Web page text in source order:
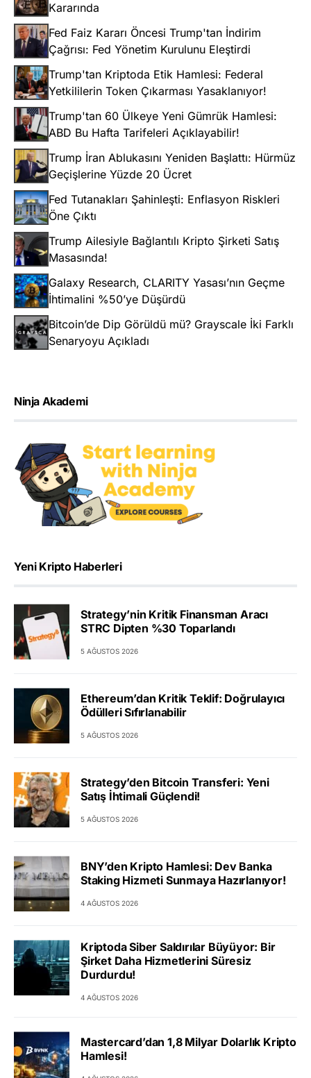
Kararında
Fed Faiz Kararı Öncesi Trump'tan İndirim
Çağrısı: Fed Yönetim Kurulunu Eleştirdi
Trump'tan Kriptoda Etik Hamlesi: Federal
Yetkililerin Token Çıkarması Yasaklanıyor!
Trump'tan 60 Ülkeye Yeni Gümrük Hamlesi:
ABD Bu Hafta Tarifeleri Açıklayabilir!
Trump İran Ablukasını Yeniden Başlattı: Hürmüz
Geçişlerine Yüzde 20 Ücret
Fed Tutanakları Şahinleşti: Enflasyon Riskleri
Öne Çıktı
Trump Ailesiyle Bağlantılı Kripto Şirketi Satış
Masasında!
Galaxy Research, CLARITY Yasası’nın Geçme
İhtimalini %50’ye Düşürdü
Bitcoin’de Dip Görüldü mü? Grayscale İki Farklı
Senaryoyu Açıkladı
Ninja Akademi
Yeni Kripto Haberleri
Strategy’nin Kritik Finansman Aracı
STRC Dipten %30 Toparlandı
5 AĞUSTOS 2026
Ethereum’dan Kritik Teklif: Doğrulayıcı
Ödülleri Sıfırlanabilir
5 AĞUSTOS 2026
Strategy’den Bitcoin Transferi: Yeni
Satış İhtimali Güçlendi!
5 AĞUSTOS 2026
BNY’den Kripto Hamlesi: Dev Banka
Staking Hizmeti Sunmaya Hazırlanıyor!
4 AĞUSTOS 2026
Kriptoda Siber Saldırılar Büyüyor: Bir
Şirket Daha Hizmetlerini Süresiz
Durdurdu!
4 AĞUSTOS 2026
Mastercard’dan 1,8 Milyar Dolarlık Kripto
Hamlesi!